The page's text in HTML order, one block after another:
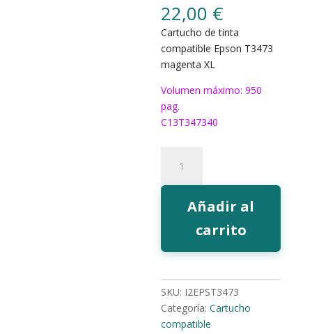
22,00 €
Cartucho de tinta
compatible Epson T3473
magenta XL
Volumen máximo: 950
pag.
C13T347340
Tinta
EcoInk
cantidad
Añadir al
carrito
SKU: I2EPST3473
Categoría:Cartucho
compatible